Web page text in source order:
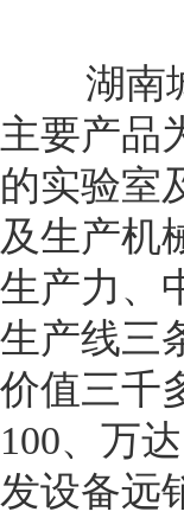
湖南城
主要产品
的实验室
及生产机
生产力、
生产线三
价值三千
100、万
发设备远